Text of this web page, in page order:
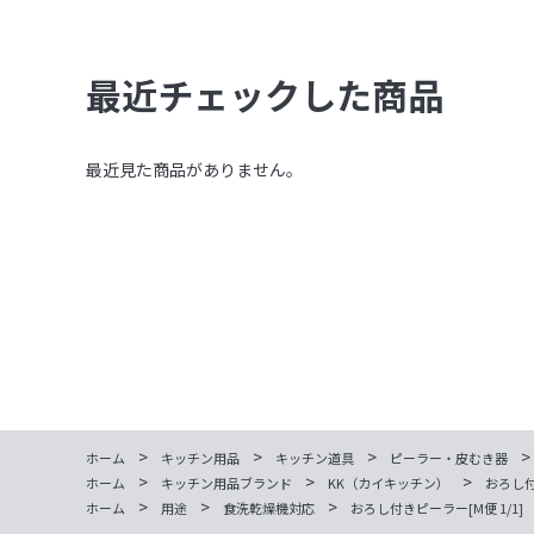
最近チェックした商品
最近見た商品がありません。
ホーム > キッチン用品 > キッチン道具 > ピーラー・皮むき器 >
ホーム
> キッチン用品ブランド > KK（カイキッチン） >
おろし
ホーム
> 用途 > 食洗乾燥機対応 > おろし付きピーラー[M便 1/1]